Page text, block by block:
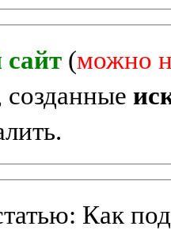
(можно
Как